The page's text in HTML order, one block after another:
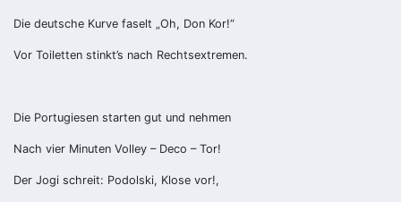
Die deutsche Kurve faselt „Oh, Don Kor!“
Vor Toiletten stinkt’s nach Rechtsextremen.
Die Portugiesen starten gut und nehmen
Nach vier Minuten Volley – Deco – Tor!
Der Jogi schreit: Podolski, Klose vor!,